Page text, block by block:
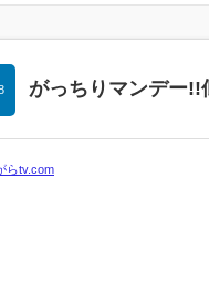
がっちりマンデー!!
らtv.com